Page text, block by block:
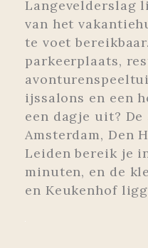
Langevelderslag
van het
te voet
parkeerplaats,
ijssalons en een
een dagje uit?
Amsterdam, Den
Leiden bereik je
minuten, en de
en Keukenhof